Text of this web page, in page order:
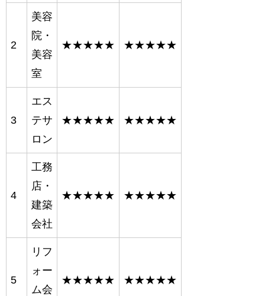
2
美容
院・
美容
室
★★★★★ ★★★★★
3
エス
テサ
ロン
★★★★★ ★★★★★
4
工務
店・
建築
会社
★★★★★ ★★★★★
5
リフ
ォー
ム会
★★★★★ ★★★★★